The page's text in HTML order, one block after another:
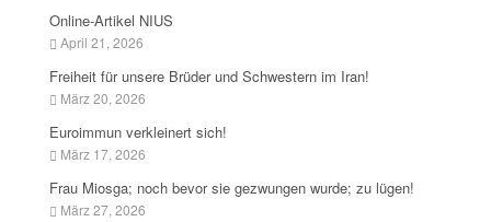
Online-Artikel NIUS
April 21, 2026
Freiheit für unsere Brüder und Schwestern im Iran!
März 20, 2026
Euroimmun verkleinert sich!
März 17, 2026
Frau Miosga; noch bevor sie gezwungen wurde; zu lügen!
März 27, 2026